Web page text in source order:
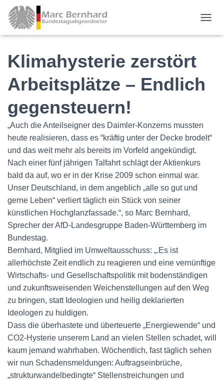
Klimahysterie zerstört
Arbeitsplätze – Endlich
gegensteuern!
„Auch die Anteilseigner des Daimler-Konzerns mussten
heute realisieren, dass es “kräftig unter der Decke brodelt“
und das weit mehr als bereits im Vorfeld angekündigt.
Nach einer fünf jährigen Talfahrt schlägt der Aktienkurs
bald da auf, wo er in der Krise 2009 schon einmal war.
Unser Deutschland, in dem angeblich „alle so gut und
gerne Leben“ verliert täglich ein Stück von seiner
künstlichen Hochglanzfassade.“, so Marc Bernhard,
Sprecher der AfD-Landesgruppe Baden-Württemberg im
Bundestag.
Bernhard, Mitglied im Umweltausschuss: „.Es ist
allerhöchste Zeit endlich zu reagieren und eine vernünftige
Wirtschafts- und Gesellschaftspolitik mit bodenständigen
und zukunftsweisenden Weichenstellungen auf den Weg
zu bringen, statt Ideologien und heilig deklarierten
Ideologen zu huldigen.
Dass die überhastete und überteuerte „Energiewende“ und
CO2-Hysterie unserem Land an vielen Stellen schadet, will
kaum jemand wahrhaben. Wöchentlich, fast täglich sehen
wir nun Schadensmeldungen: Auftragseinbrüche,
„strukturwandelbedingte“ Stellenstreichungen und